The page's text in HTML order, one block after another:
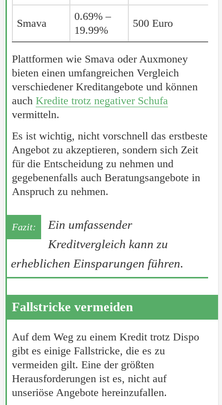
Smava
0.69% –
19.99%
500 Euro
Smava
Plattformen wie Smava oder Auxmoney
bieten einen umfangreichen Vergleich
verschiedener Kreditangebote und können
auch Kredite trotz negativer Schufa
vermitteln.
Es ist wichtig, nicht vorschnell das erstbeste
Angebot zu akzeptieren, sondern sich Zeit
für die Entscheidung zu nehmen und
gegebenenfalls auch Beratungsangebote in
Anspruch zu nehmen.
Ein umfassender
Kreditvergleich kann zu
erheblichen Einsparungen führen.
Fallstricke vermeiden
Auf dem Weg zu einem Kredit trotz Dispo
gibt es einige Fallstricke, die es zu
vermeiden gilt. Eine der größten
Herausforderungen ist es, nicht auf
unseriöse Angebote hereinzufallen.